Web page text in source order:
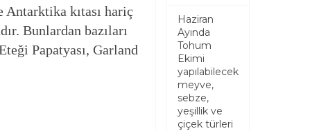
kıtası hariç
Bunlardan bazıları
Papatyası, Garland
Haziran
Ayında
Tohum
Ekimi
yapılabilecek
meyve,
sebze,
yeşillik ve
çiçek türleri